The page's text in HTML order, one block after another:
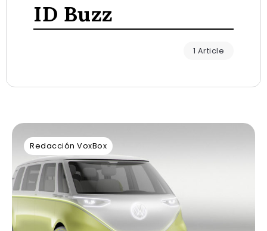
ID Buzz
1 Article
Redacción VoxBox